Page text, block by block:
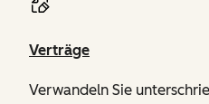
Verträge
Verwandeln Sie